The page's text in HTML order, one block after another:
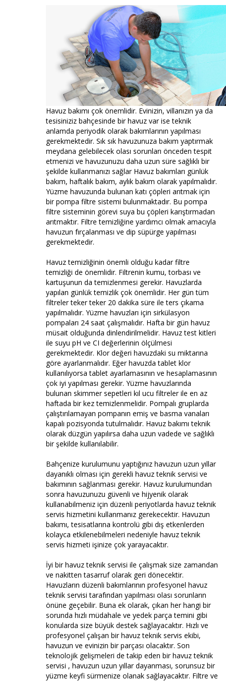
Havuz bakımı çok önemlidir. Evinizin, villanızın ya da
tesisiniziz bahçesinde bir havuz var ise teknik
anlamda periyodik olarak bakımlarının yapılması
gerekmektedir. Sık sık havuzunuza bakım yaptırmak
meydana gelebilecek olası sorunları önceden tespit
etmenizi ve havuzunuzu daha uzun süre sağlıklı bir
şekilde kullanmanızı sağlar Havuz bakımları günlük
bakım, haftalık bakım, aylık bakım olarak yapılmalıdır.
Yüzme havuzunda bulunan katı çöpleri arıtmak için
bir pompa filtre sistemi bulunmaktadır. Bu pompa
filtre sisteminin görevi suya bu çöpleri karıştırmadan
arıtmaktır. Filtre temizliğine yardımcı olmak amacıyla
havuzun fırçalanması ve dip süpürge yapılması
gerekmektedir.
Havuz temizliğinin önemli olduğu kadar filtre
temizliği de önemlidir. Filtrenin kumu, torbası ve
kartuşunun da temizlenmesi gerekir. Havuzlarda
yapılan günlük temizlik çok önemlidir. Her gün tüm
filtreler teker teker 20 dakika süre ile ters çıkama
yapılmalıdır. Yüzme havuzları için sirkülasyon
pompaları 24 saat çalışmalıdır. Hafta bir gün havuz
müsait olduğunda dinlendirilmelidir. Havuz test kitleri
ile suyu pH ve CI değerlerinin ölçülmesi
gerekmektedir. Klor değeri havuzdaki su miktarına
göre ayarlanmalıdır. Eğer havuzda tablet klor
kullanılıyorsa tablet ayarlamasının ve hesaplamasının
çok iyi yapılması gerekir. Yüzme havuzlarında
bulunan skimmer sepetleri kıl ucu filtreler ile en az
haftada bir kez temizlenmelidir. Pompalı gruplarda
çalıştırılamayan pompanın emiş ve basma vanaları
kapalı pozisyonda tutulmalıdır. Havuz bakımı teknik
olarak düzgün yapılırsa daha uzun vadede ve sağlıklı
bir şekilde kullanılabilir.
Bahçenize kurulumunu yaptığınız havuzun uzun yıllar
dayanıklı olması için gerekli havuz teknik servisi ve
bakımının sağlanması gerekir. Havuz kurulumundan
sonra havuzunuzu güvenli ve hijyenik olarak
kullanabilmeniz için düzenli periyotlarda havuz teknik
servis hizmetini kullanmanız gerekecektir. Havuzun
bakımı, tesisatlarına kontrolü gibi dış etkenlerden
kolayca etkilenebilmeleri nedeniyle havuz teknik
servis hizmeti işinize çok yarayacaktır.
İyi bir havuz teknik servisi ile çalışmak size zamandan
ve nakitten tasarruf olarak geri dönecektir.
Havuzların düzenli bakımlarının profesyonel havuz
teknik servisi tarafından yapılması olası sorunların
önüne geçebilir. Buna ek olarak, çıkan her hangi bir
sorunda hızlı müdahale ve yedek parça temini gibi
konularda size büyük destek sağlayacaktır. Hızlı ve
profesyonel çalışan bir havuz teknik servis ekibi,
havuzun ve evinizin bir parçası olacaktır. Son
teknolojik gelişmeleri de takip eden bir havuz teknik
servisi , havuzun uzun yıllar dayanması, sorunsuz bir
yüzme keyfi sürmenize olanak sağlayacaktır. Filtre ve